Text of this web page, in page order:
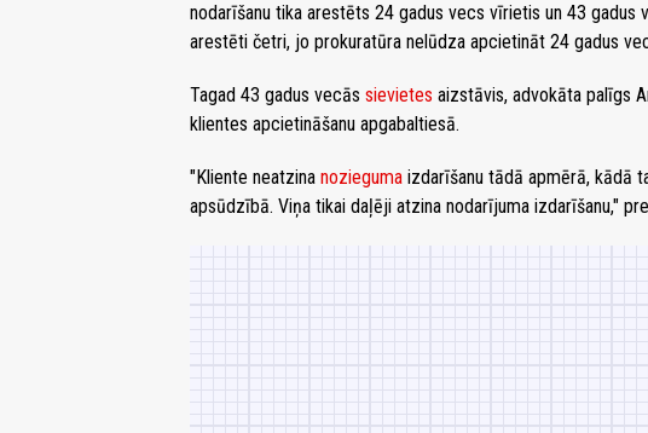
nodarīšanu tika arestēts 24 gadus vecs vīrietis un 43
arestēti četri, jo prokuratūra nelūdza apcietināt 24 gadus
Tagad 43 gadus vecās sievietes aizstāvis, advokāta palīgs
klientes apcietināšanu apgabaltiesā.
"Kliente neatzina nozieguma izdarīšanu tādā apmērā, kādā
apsūdzībā. Viņa tikai daļēji atzina nodarījuma izdarīšanu,"